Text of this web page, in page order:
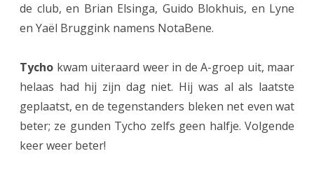
e
e
u
g
de club, en Brian Elsinga, Guido Blokhuis, en Lyne
en Yaël Bruggink namens NotaBene.
Tycho kwam uiteraard weer in de A-groep uit, maar
helaas had hij zijn dag niet. Hij was al als laatste
geplaatst, en de tegenstanders bleken net even wat
beter; ze gunden Tycho zelfs geen halfje. Volgende
keer weer beter!